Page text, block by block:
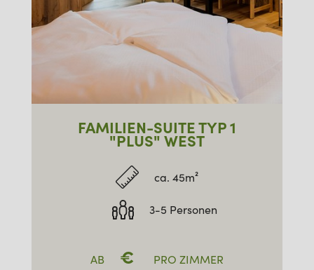
FAMILIEN-SUITE TYP 1
"PLUS" WEST
ca. 45m²
3-5 Personen
AB € PRO ZIMMER